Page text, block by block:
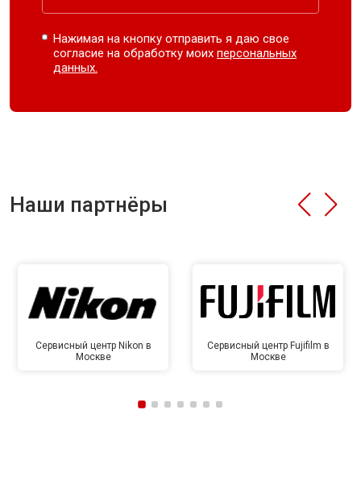
Нажимая на кнопку отправить я даю свое
согласие на обработку моихперсональных
данных.
Наши партнёры
Сервисный центр Nikon в
Москве
Сервисный центр Fujifilm в
Москве